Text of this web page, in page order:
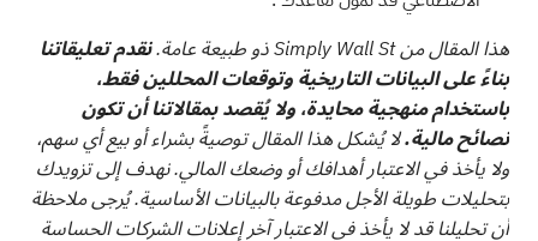
هذا المقال من Simply Wall St ذو طبيعة عامة.
نقدم تعليقاتنا
بناءً على البيانات التاريخية وتوقعات المحللين فقط،
باستخدام منهجية محايدة، ولا يُقصد بمقالاتنا أن تكون
نصائح مالية.لا يُشكل هذا المقال توصيةً بشراء أو بيع أي سهم،
ولا يأخذ في الاعتبار أهدافك أو وضعك المالي. نهدف إلى تزويدك
بتحليلات طويلة الأجل مدفوعة بالبيانات الأساسية. يُرجى ملاحظة
أن تحليلنا قد لا يأخذ في الاعتبار آخر إعلانات الشركات الحساسة